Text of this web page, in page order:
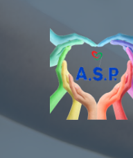
contenuto